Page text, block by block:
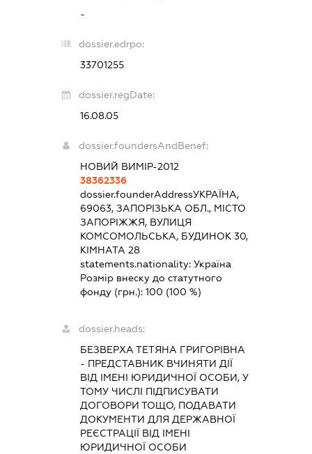
-
dossier.edrpo:
33701255
dossier.regDate:
16.08.05
dossier.foundersAndBenef:
НОВИЙ ВИМІР-2012
38362336
dossier.founderAddressУКРАЇНА,
69063, ЗАПОРІЗЬКА ОБЛ., МІСТО
ЗАПОРІЖЖЯ, ВУЛИЦЯ
КОМСОМОЛЬСЬКА, БУДИНОК 30,
КІМНАТА 28
statements.nationality:Україна
Розмір внеску до статутного
фонду (грн.):100 (100 %)
dossier.heads:
БЕЗВЕРХА ТЕТЯНА ГРИГОРІВНА
- ПРЕДСТАВНИК ВЧИНЯТИ ДІЇ
ВІД ІМЕНІ ЮРИДИЧНОЇ ОСОБИ, У
ТОМУ ЧИСЛІ ПІДПИСУВАТИ
ДОГОВОРИ ТОЩО, ПОДАВАТИ
ДОКУМЕНТИ ДЛЯ ДЕРЖАВНОЇ
РЕЄСТРАЦІЇ ВІД ІМЕНІ
ЮРИДИЧНОЇ ОСОБИ